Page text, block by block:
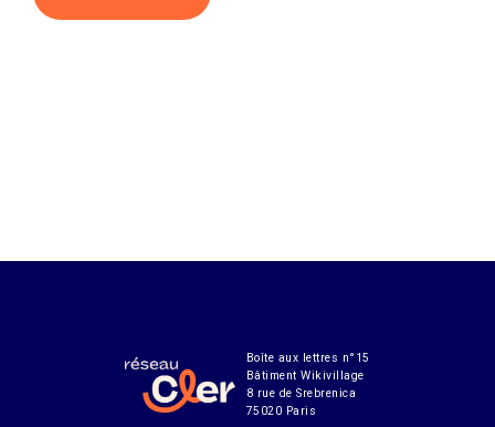
Boîte aux lettres n°15
Bâtiment Wikivillage
8 rue de Srebrenica
75020 Paris